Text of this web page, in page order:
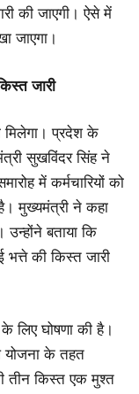
की जाएगी। ऐसे में
जाएगा।
जारी
मिलेगा। प्रदेश के
सुखविंदर सिंह ने
में कर्मचारियों को
मुख्यमंत्री ने कहा
बताया कि
की किस्त जारी
के लिए घोषणा की है।
योजना के तहत
किस्त एक मुश्त